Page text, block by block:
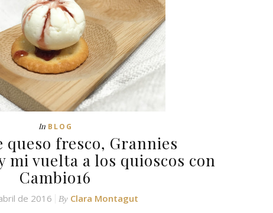
In BLOG
queso fresco, Grannies
mi vuelta a los quioscos con
Cambio16
de 2016 By Clara Montagut